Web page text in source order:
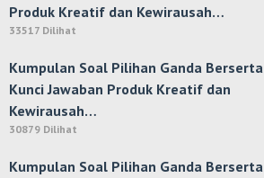
Produk Kreatif dan Kewirausah…
33517 Dilihat
Kumpulan Soal Pilihan Ganda Berserta
Kunci Jawaban Produk Kreatif dan
Kewirausah…
30879 Dilihat
Kumpulan Soal Pilihan Ganda Berserta